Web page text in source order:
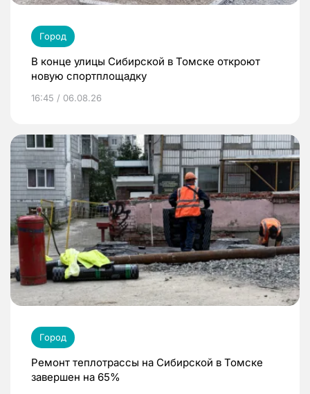
Город
В конце улицы Сибирской в Томске откроют
новую спортплощадку
16:45 / 06.08.26
Город
Ремонт теплотрассы на Сибирской в Томске
завершен на 65%